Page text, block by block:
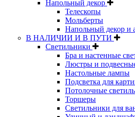
Напольный декор
Телескопы
Мольберты
Напольный декор и
В НАЛИЧИИ И В ПУТИ
Светильники
Бра и настенные
Люстры и
Настольные лампы
Подсветка для
Потолочные
Торшеры
Светильники для